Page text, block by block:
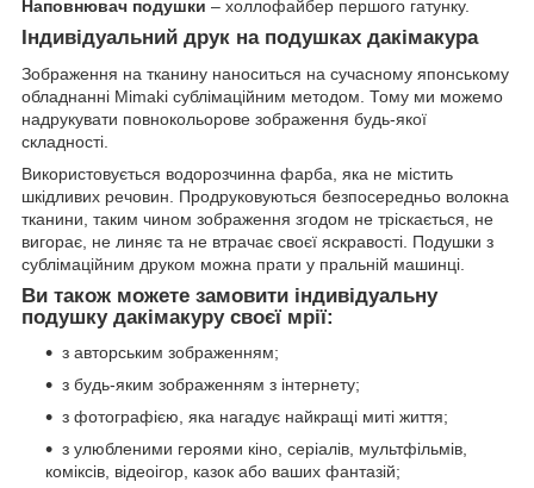
Наповнювач подушки – холлофайбер першого гатунку.
Індивідуальний друк на подушках дакімакура
Зображення на тканину наноситься на сучасному японському
обладнанні Mimaki сублімаційним методом. Тому ми можемо
надрукувати повнокольорове зображення будь-якої
складності.
Використовується водорозчинна фарба, яка не містить
шкідливих речовин. Продруковуються безпосередньо волокна
тканини, таким чином зображення згодом не тріскається, не
вигорає, не линяє та не втрачає своєї яскравості. Подушки з
сублімаційним друком можна прати у пральній машинці.
Ви також можете замовити індивідуальну
подушку дакімакуру своєї мрії:
з авторським зображенням;
з будь-яким зображенням з інтернету;
з фотографією, яка нагадує найкращі миті життя;
з улюбленими героями кіно, серіалів, мультфільмів,
коміксів, відеоігор, казок або ваших фантазій;